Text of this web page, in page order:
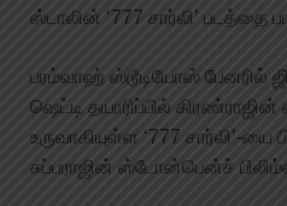
ஸ்டாலின் ‘777 சார்லி’ படத்தை
பரம்வாஹ் ஸ்டூடியோஸ் பேனரில்
ஷெட்டி தயாரிப்பில்
உருவாகியுள்ள ‘777 சார்லி’-யை
சுப்பராஜின் ஸ்டோன்பென்ச்